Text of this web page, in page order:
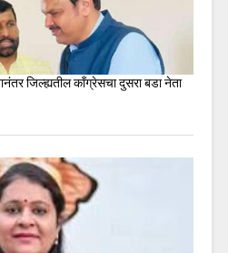
जिल्ह्यतील कॉंग्रेसचा दुसरा बडा नेता